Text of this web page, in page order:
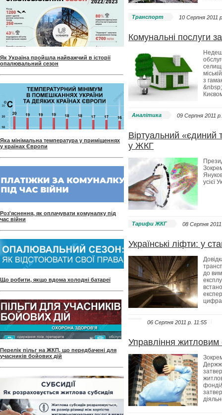
Як Україна пройшла найважчий в історії
опалювальний сезон
Яка мінімальна температура у приміщеннях
у країнах Європи
Роз'яснення, як оплачувати комуналку під
час війни
Що робити, якщо вдома холодні батареї
Перелік пільг на ЖКП, що передбачені для
учасників бойових дій
Транспорт 10 Серпня 2011
Комунальні послуги
з
Аналітика 09 Серпня 2011
Віртуальний «єдиний
у ЖКГ
усієї
Тарифи ЖКГ 08 Серпня
Українські ліфти: у
до
06 Серпня 2011 p. 11:55
Управління